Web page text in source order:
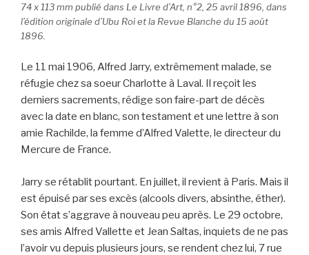
74 x 113 mm publié dans Le Livre d’Art, n°2, 25 avril 1896, dans
l’édition originale d’Ubu Roi et la Revue Blanche du 15 août
1896.
Le 11 mai 1906, Alfred Jarry, extrêmement malade, se
réfugie chez sa soeur Charlotte à Laval. Il reçoit les
derniers sacrements, rédige son faire-part de décès
avec la date en blanc, son testament et une lettre à son
amie Rachilde, la femme d’Alfred Valette, le directeur du
Mercure de France.
Jarry se rétablit pourtant. En juillet, il revient à Paris. Mais il
est épuisé par ses excès (alcools divers, absinthe, éther).
Son état s’aggrave à nouveau peu après. Le 29 octobre,
ses amis Alfred Vallette et Jean Saltas, inquiets de ne pas
l’avoir vu depuis plusieurs jours, se rendent chez lui, 7 rue